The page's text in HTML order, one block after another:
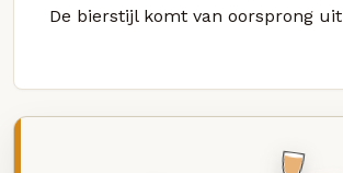
De bierstijl komt van oorsprong uit